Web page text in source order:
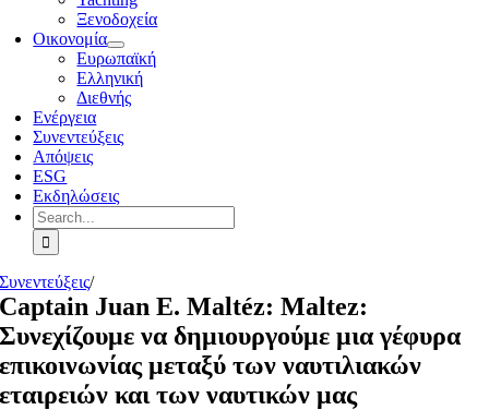
Ξενοδοχεία
Οικονομία
Ευρωπαϊκή
Ελληνική
Διεθνής
Ενέργεια
Συνεντεύξεις
Απόψεις
ESG
Εκδηλώσεις
Search
for:
Συνεντεύξεις/
Captain Juan E. Maltéz: Maltez:
Συνεχίζουμε να δημιουργούμε μια γέφυρα
επικοινωνίας μεταξύ των ναυτιλιακών
εταιρειών και των ναυτικών μας